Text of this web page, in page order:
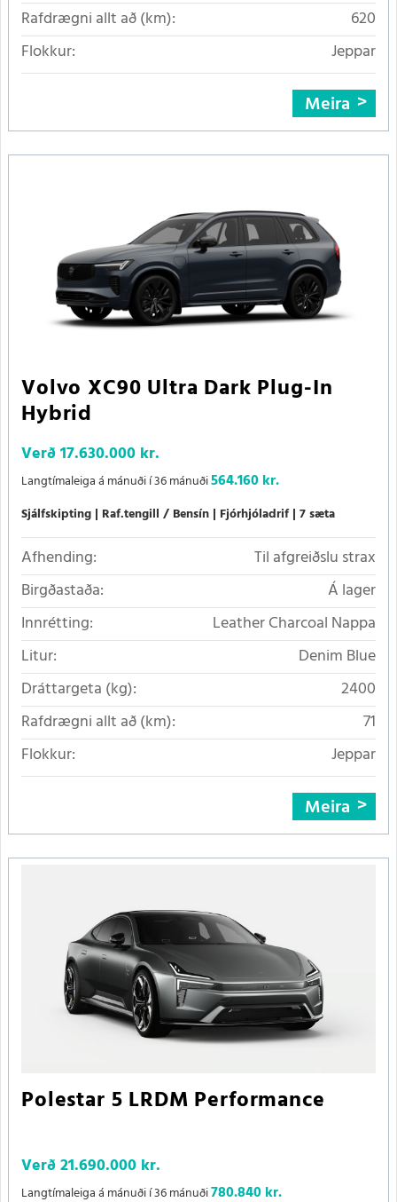
Rafdrægni allt að (km):
620
Flokkur:
Jeppar
Meira
Volvo XC90 Ultra Dark Plug-In
Hybrid
Verð17.630.000 kr.
Langtímaleiga á mánuði í 36 mánuði564.160 kr.
Sjálfskipting Raf.tengill / Bensín Fjórhjóladrif 7 sæta
Afhending:
Til afgreiðslu strax
Birgðastaða:
Á lager
Innrétting:
Leather Charcoal Nappa
Litur:
Denim Blue
Dráttargeta (kg):
2400
Rafdrægni allt að (km):
71
Flokkur:
Jeppar
Meira
Polestar 5 LRDM Performance
Verð21.690.000 kr.
Langtímaleiga á mánuði í 36 mánuði780.840 kr.